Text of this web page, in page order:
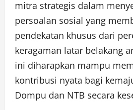
mitra strategis dalam
persoalan sosial yang
pendekatan khusus dari
keragaman latar belakang
ini diharapkan mampu
kontribusi nyata bagi
Dompu dan NTB secara